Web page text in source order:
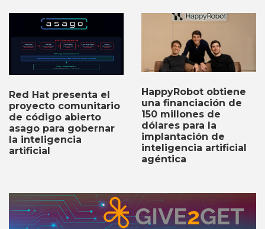
Red Hat presenta el
proyecto comunitario
de código abierto
asago para gobernar
la inteligencia
artificial
HappyRobot obtiene
una financiación de
150 millones de
dólares para la
implantación de
inteligencia artificial
agéntica